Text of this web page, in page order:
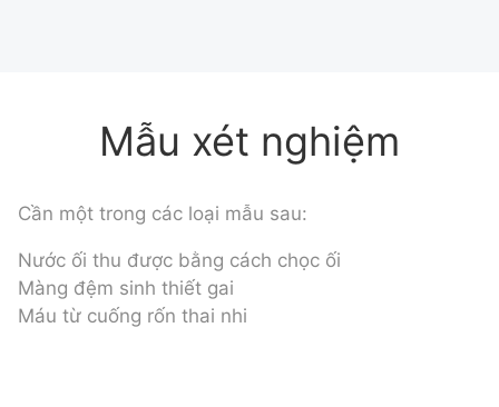
Mẫu xét nghiệm
Cần một trong các loại mẫu sau:
Nước ối thu được bằng cách chọc ối
Màng đệm sinh thiết gai
Máu từ cuống rốn thai nhi